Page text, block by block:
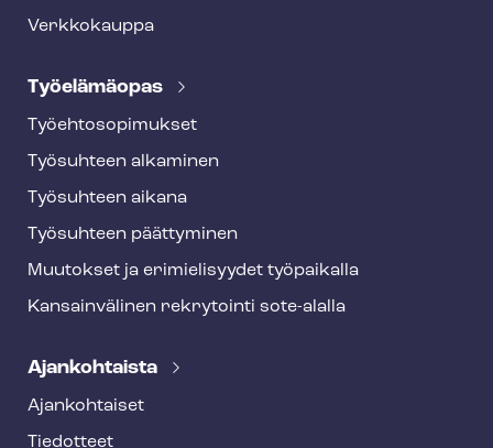
Verkkokauppa
Työelämäopas
Työ­eh­to­so­pi­muk­set
Työsuhteen alkaminen
Työsuhteen aikana
Työsuhteen päättyminen
Muutokset ja erimielisyydet työpaikalla
Kansainvälinen rekrytointi sote-alalla
Ajankohtaista
Ajankohtaiset
Tiedotteet